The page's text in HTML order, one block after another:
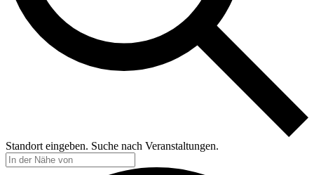
Standort eingeben. Suche nach Veranstaltungen.